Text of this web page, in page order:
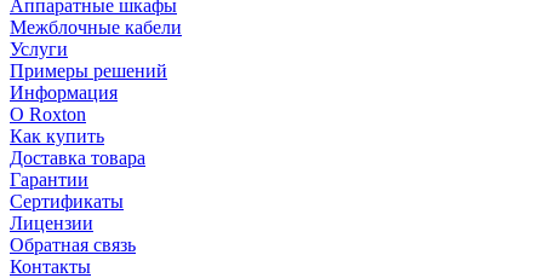
Аппаратные шкафы
Межблочные кабели
Услуги
Примеры решений
Информация
О Roxton
Как купить
Доставка товара
Гарантии
Сертификаты
Лицензии
Обратная связь
Контакты